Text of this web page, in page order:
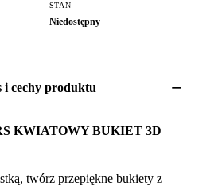
STAN
Niedostępny
i cechy produktu
KWIATOWY BUKIET 3D
twórz przepiękne bukiety z